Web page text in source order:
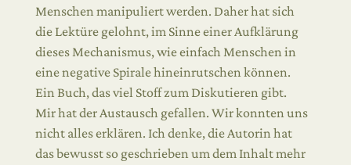
Menschen manipuliert werden. Daher hat sich
die Lektüre gelohnt, im Sinne einer Aufklärung
dieses Mechanismus, wie einfach Menschen in
eine negative Spirale hineinrutschen können.
Ein Buch, das viel Stoff zum Diskutieren gibt.
Mir hat der Austausch gefallen. Wir konnten uns
nicht alles erklären. Ich denke, die Autorin hat
das bewusst so geschrieben um dem Inhalt mehr